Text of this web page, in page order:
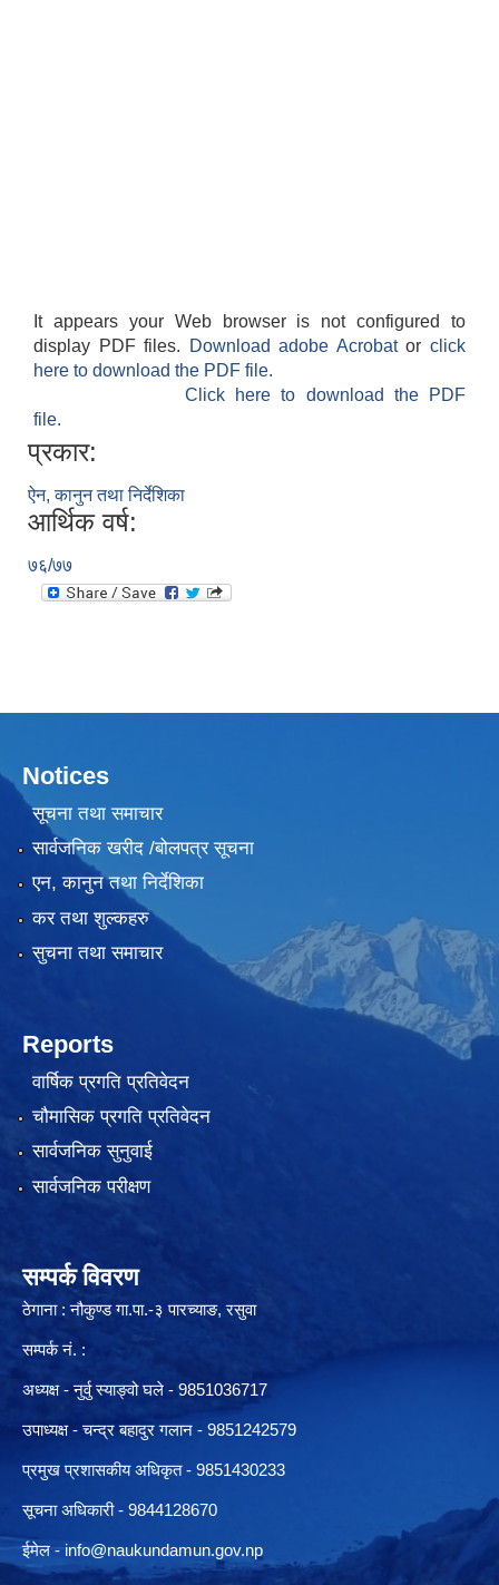
It appears your Web browser is not configured to
display PDF files.
Download adobe Acrobatorclick
here to download the PDF file.
Click here to download the PDF
file.
प्रकार:
ऐन, कानुन तथा निर्देशिका
आर्थिक वर्ष:
७६/७७
Notices
सूचना तथा समाचार
सार्वजनिक खरीद /बोलपत्र सूचना
एन, कानुन तथा निर्देशिका
कर तथा शुल्कहरु
सुचना तथा समाचार
Reports
वार्षिक प्रगति प्रतिवेदन
चौमासिक प्रगति प्रतिवेदन
सार्वजनिक सुनुवाई
सार्वजनिक परीक्षण
सम्पर्क विवरण
ठेगाना : नौकुण्ड गा.पा.-३ पारच्याङ, रसुवा
सम्पर्क नं. :
अध्यक्ष - नुर्वु स्याङ्वो घले - 9851036717
उपाध्यक्ष - चन्द्र बहादुर गलान - 9851242579
प्रमुख प्रशासकीय अधिकृत - 9851430233
सूचना अधिकारी - 9844128670
ईमेल - info@naukundamun.gov.np